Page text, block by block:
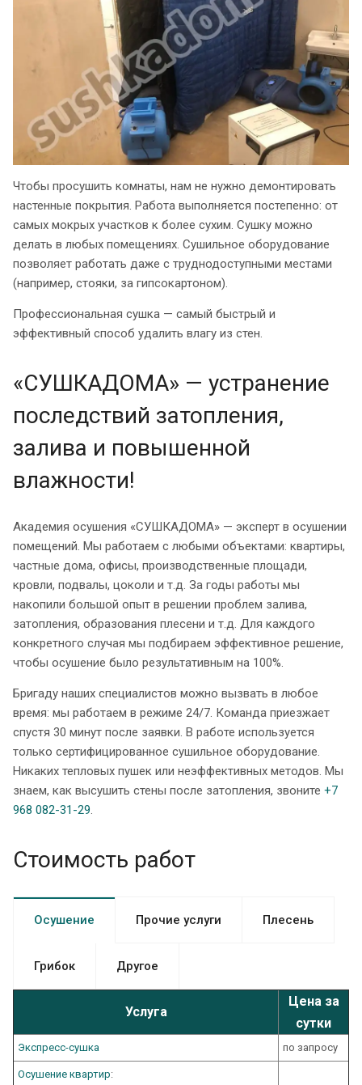
Чтобы просушить комнаты, нам не нужно демонтировать
настенные покрытия. Работа выполняется постепенно: от
самых мокрых участков к более сухим. Сушку можно
делать в любых помещениях. Сушильное оборудование
позволяет работать даже с труднодоступными местами
(например, стояки, за гипсокартоном).
Профессиональная сушка — самый быстрый и
эффективный способ удалить влагу из стен.
«СУШКАДОМА» — устранение
последствий затопления,
залива и повышенной
влажности!
Академия осушения «СУШКАДОМА» — эксперт в осушении
помещений. Мы работаем с любыми объектами: квартиры,
частные дома, офисы, производственные площади,
кровли, подвалы, цоколи и т.д. За годы работы мы
накопили большой опыт в решении проблем залива,
затопления, образования плесени и т.д. Для каждого
конкретного случая мы подбираем эффективное решение,
чтобы осушение было результативным на 100%.
Бригаду наших специалистов можно вызвать в любое
время: мы работаем в режиме 24/7. Команда приезжает
спустя 30 минут после заявки. В работе используется
только сертифицированное сушильное оборудование.
Никаких тепловых пушек или неэффективных методов. Мы
знаем, как высушить стены после затопления, звоните +7
968 082-31-29.
Стоимость работ
Осушение Прочие услуги Плесень
Грибок Другое
Услуга
Цена за
сутки
Экспресс-cушка по запросу
Осушение квартир: